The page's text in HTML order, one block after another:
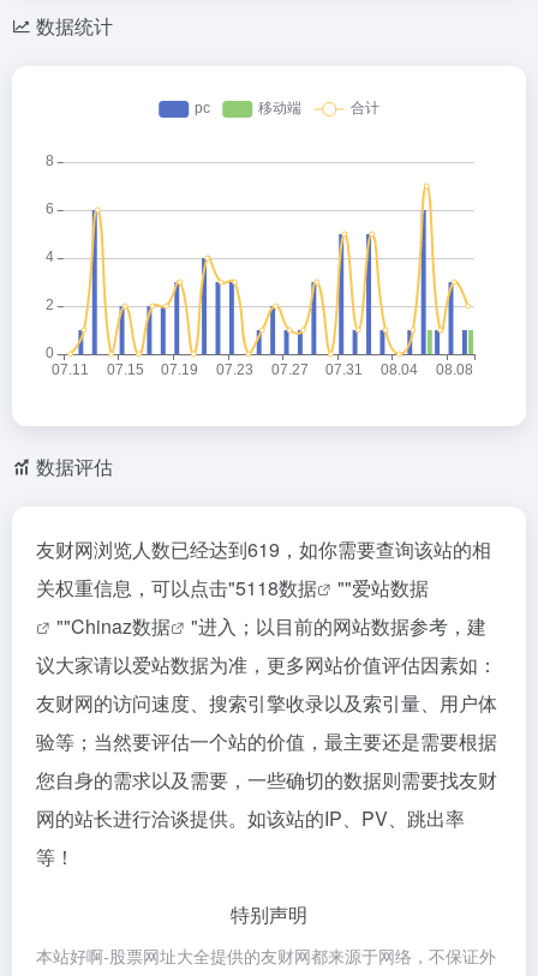
数据统计
数据评估
友财网浏览人数已经达到619，如你需要查询该站的相
关权重信息，可以点击"5118数据 ""爱站数据
""Chinaz数据
"进入；以目前的网站数据参考，建
议大家请以爱站数据为准，更多网站价值评估因素如：
友财网的访问速度、搜索引擎收录以及索引量、用户体
验等；当然要评估一个站的价值，最主要还是需要根据
您自身的需求以及需要，一些确切的数据则需要找友财
网的站长进行洽谈提供。如该站的IP、PV、跳出率
等！
特别声明
本站好啊-股票网址大全提供的友财网都来源于网络，不保证外